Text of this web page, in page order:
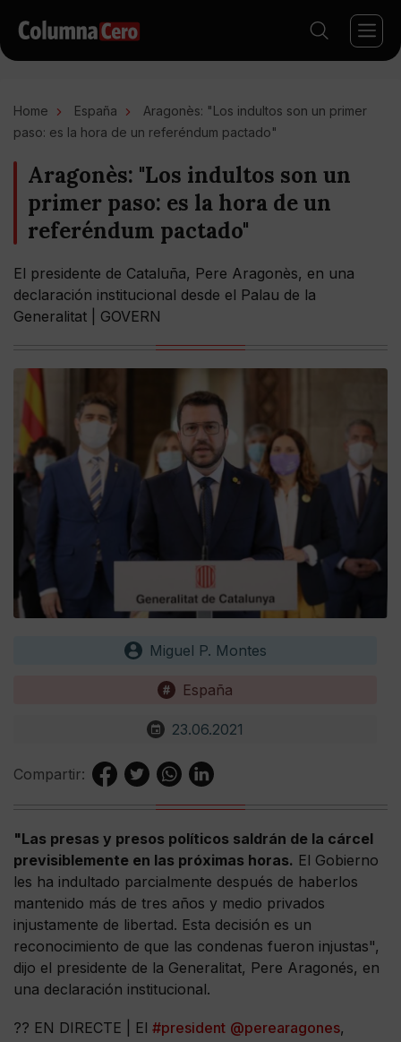
Home España
Aragonès: "Los indultos son un primer
paso: es la hora de un referéndum pactado"
Aragonès: "Los indultos son un
primer paso: es la hora de un
referéndum pactado"
El presidente de Cataluña, Pere Aragonès, en una
declaración institucional desde el Palau de la
Generalitat | GOVERN
Miguel P. Montes
España
23.06.2021
Compartir:
"Las presas y presos políticos saldrán de la cárcel
previsiblemente en las próximas horas. El Gobierno
les ha indultado parcialmente después de haberlos
mantenido más de tres años y medio privados
injustamente de libertad. Esta decisión es un
reconocimiento de que las condenas fueron injustas",
dijo el presidente de la Generalitat, Pere Aragonés, en
una declaración institucional.
?? EN DIRECTE | El #president @perearagones,